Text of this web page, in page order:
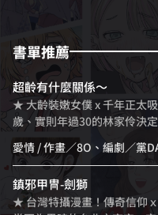
書單推薦
超齡有什麼關係～
★ 大齡裝嫩女僕 x 千年正太
歲、實則年過30的林家伶決
餘，還在神祕古堡兼差女僕
總喊著要和家伶結婚，然而
千年的吸血鬼！雙方互相以
不對等的僵局。總是雞同鴨
開各自心結，甚至有了萌發
愛情 / 作畫／8O、編劇／黨
鎮邪甲冑-劍獅
★ 台灣特攝漫畫！傳奇信仰